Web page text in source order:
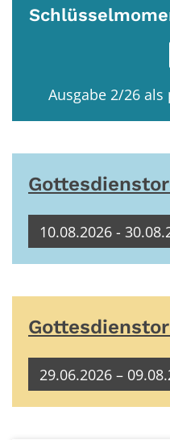
Ausgabe 2/26
10.08.2026 -
29.06.2026 –